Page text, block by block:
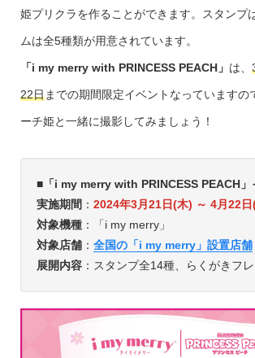
姫プリクラを作ることができます。スタンプ
ムは全5種類が用意されています。
「i my merry with PRINCESS PEACH」 は、
22日までの期間限定イベントなっていますの
ーチ姫と一緒に撮影してみましょう！
■「i my merry with PRINCESS PEACH」
実施期間 ： 2024年3月21日(木) ～ 4月22日
対象機種：「i my merry」
対象店舗： 全国の「i my merry」設置店舗
展開内容：スタンプ全14種、らくがきフ